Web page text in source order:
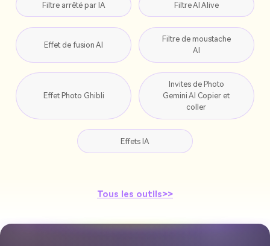
Filtre arrêté par IA Filtre AI Alive
Effet de fusion AI
Filtre de moustache
AI
Effet Photo Ghibli
Invites de Photo
Gemini AI Copier et
coller
Effets IA
Tous les outils>>